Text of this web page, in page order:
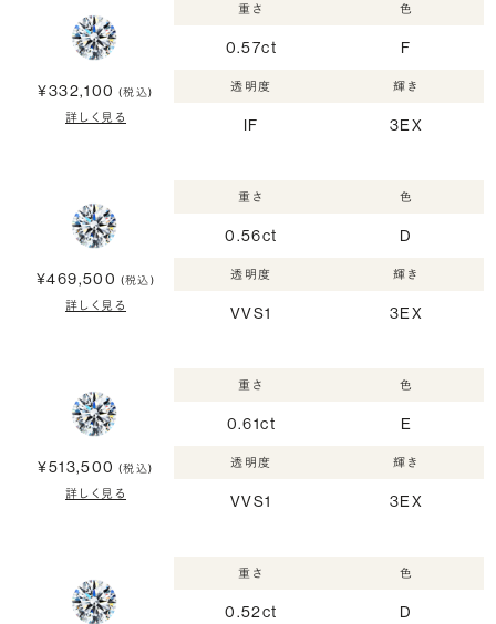
¥332,100 (税込)
詳しく見る
重さ
0.57ct
色
F
透明度
IF
輝き
3EX
¥469,500 (税込)
詳しく見る
重さ
0.56ct
色
D
透明度
VVS1
輝き
3EX
¥513,500 (税込)
詳しく見る
重さ
0.61ct
色
E
透明度
VVS1
輝き
3EX
重さ
0.52ct
色
D